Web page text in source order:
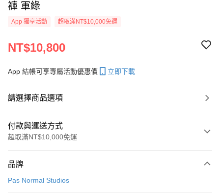
褲 軍綠
App 獨享活動 超取滿NT$10,000免運
NT$10,800
App 結帳可享專屬活動優惠價 立即下載
請選擇商品選項
付款與運送方式
超取滿NT$10,000免運
信用卡一次付款
品牌
Pas Normal Studios